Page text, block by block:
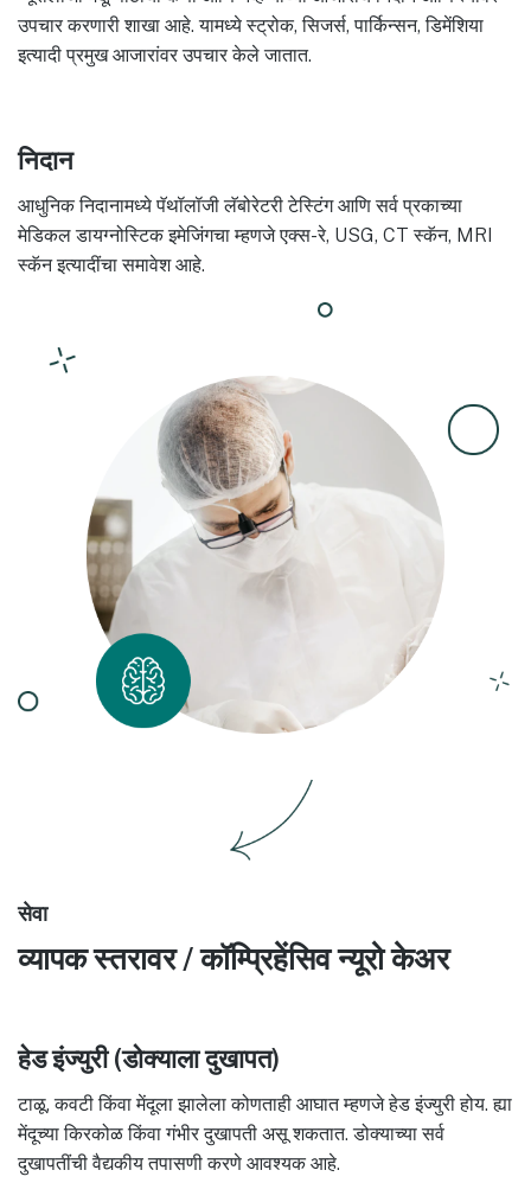
उपचार करणारी शाखा आहे. यामध्ये स्ट्रोक, सिजर्स, पार्किन्सन, डिमेंशिया
इत्यादी प्रमुख आजारांवर उपचार केले जातात.
निदान
आधुनिक निदानामध्ये पॅथॉलॉजी लॅबोरेटरी टेस्टिंग आणि सर्व प्रकाच्या
मेडिकल डायग्नोस्टिक इमेजिंगचा म्हणजे एक्स-रे, USG, CT स्कॅन, MRI
स्कॅन इत्यादींचा समावेश आहे.
सेवा
व्यापक स्तरावर / कॉम्प्रिहेंसिव न्यूरो केअर
हेड इंज्युरी (डोक्याला दुखापत)
टाळू, कवटी किंवा मेंदूला झालेला कोणताही आघात म्हणजे हेड इंज्युरी होय. ह्या
मेंदूच्या किरकोळ किंवा गंभीर दुखापती असू शकतात. डोक्याच्या सर्व
दुखापतींची वैद्यकीय तपासणी करणे आवश्यक आहे.